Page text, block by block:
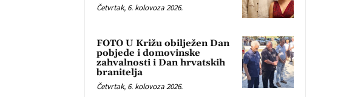
Četvrtak, 6. kolovoza 2026.
FOTO U Križu obilježen Dan
pobjede i domovinske
zahvalnosti i Dan hrvatskih
branitelja
Četvrtak, 6. kolovoza 2026.